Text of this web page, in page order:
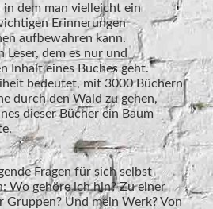
dem man vielleicht ein
Erinnerungen
aufbewahren kann.
Leser, dem es nur und
Inhalt eines Buches geht.
bedeutet, mit 3000 Büchern
durch den Wald zu gehen,
dieser Bücher ein Baum
Fragen für sich selbst
Wo gehöre ich hin? Zu einer
Gruppen? Und mein Werk? Von